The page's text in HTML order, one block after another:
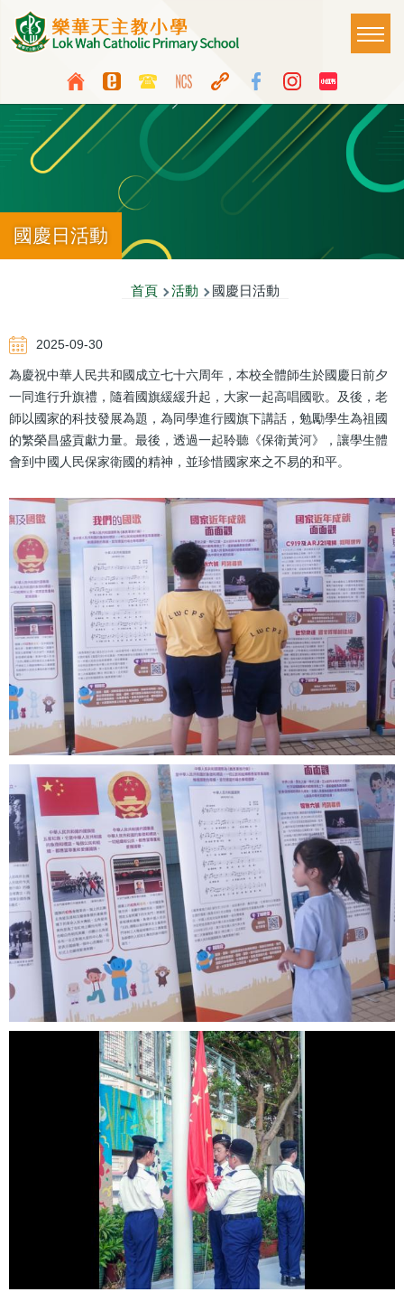
移至主內容
Top
Media
Icon
Button
Language
switcher
Main
國慶日活動
連
結
首頁 活動 國慶日活動
2025-09-30
為慶祝中華人民共和國成立七十六周年，本校全體師生於國慶日前夕
一同進行升旗禮，隨着國旗緩緩升起，大家一起高唱國歌。及後，老
師以國家的科技發展為題，為同學進行國旗下講話，勉勵學生為祖國
的繁榮昌盛貢獻力量。最後，透過一起聆聽《保衛黃河》，讓學生體
會到中國人民保家衛國的精神，並珍惜國家來之不易的和平。